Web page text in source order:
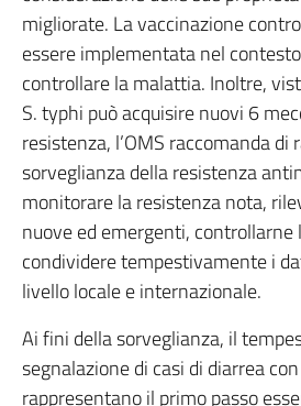
migliorate. La vaccinazione
essere implementata nel
controllare la malattia. Inoltre,
S. typhi può acquisire nuovi 6
resistenza, l’OMS raccomanda di
sorveglianza della resistenza
monitorare la resistenza nota,
nuove ed emergenti, controllarne
condividere tempestivamente i
livello locale e internazionale.
Ai fini della sorveglianza, il
segnalazione di casi di diarrea
rappresentano il primo passo